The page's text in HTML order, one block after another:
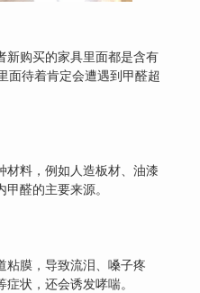
新购买的家具里面都是含有
面待着肯定会遭遇到甲醛超
材料，例如人造板材、油漆
醛的主要来源。
粘膜，导致流泪、嗓子疼
状，还会诱发哮喘。